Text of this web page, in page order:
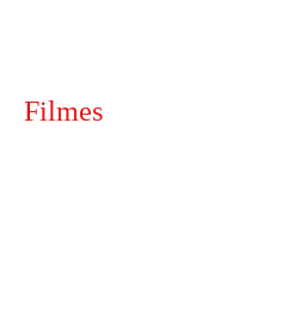
Filmes